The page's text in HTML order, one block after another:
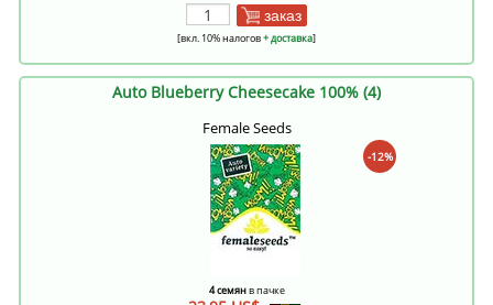
заказ
[вкл. 10% налогов+ доставка]
Auto Blueberry Cheesecake 100% (4)
Female Seeds
-12%
4 семянв пачке